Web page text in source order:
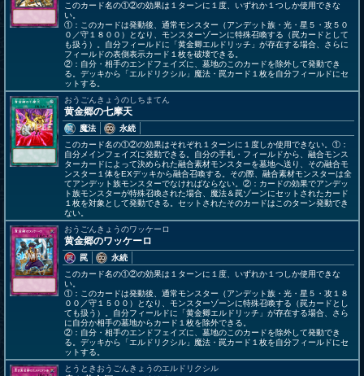
このカード名の①②の効果は１ターンに１度、いずれか１つしか使用できな
い。
①：このカードは発動後、通常モンスター（アンデット族・光・星５・攻５０
０／守１８００）となり、モンスターゾーンに特殊召喚する（罠カードとして
も扱う）。自分フィールドに「黄金卿エルドリッチ」が存在する場合、さらに
フィールドの表側表示カード１枚を破壊できる。
②：自分・相手のエンドフェイズに、墓地のこのカードを除外して発動でき
る。デッキから「エルドリクシル」魔法・罠カード１枚を自分フィールドにセ
ットする。
おうごんきょうのしちまてん
黄金郷の七摩天
魔法
永続
このカード名の①②の効果はそれぞれ１ターンに１度しか使用できない。①：
自分メインフェイズに発動できる。自分の手札・フィールドから、融合モンス
ターカードによって決められた融合素材モンスターを墓地へ送り、その融合モ
ンスター１体をEXデッキから融合召喚する。その際、融合素材モンスターは全
てアンデット族モンスターでなければならない。②：カードの効果でアンデッ
ト族モンスターが特殊召喚された場合、魔法＆罠ゾーンにセットされたカード
１枚を対象として発動できる。セットされたそのカードはこのターン発動でき
ない。
おうごんきょうのワッケーロ
黄金郷のワッケーロ
罠
永続
このカード名の①②の効果は１ターンに１度、いずれか１つしか使用できな
い。
①：このカードは発動後、通常モンスター（アンデット族・光・星５・攻１８
００／守１５００）となり、モンスターゾーンに特殊召喚する（罠カードとし
ても扱う）。自分フィールドに「黄金卿エルドリッチ」が存在する場合、さら
に自分か相手の墓地からカード１枚を除外できる。
②：自分・相手のエンドフェイズに、墓地のこのカードを除外して発動でき
る。デッキから「エルドリクシル」魔法・罠カード１枚を自分フィールドにセ
ットする。
とうときおうごんきょうのエルドリクシル